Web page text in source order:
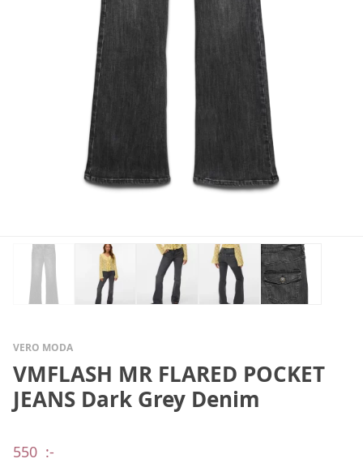
VERO MODA
VMFLASH MR FLARED POCKET
JEANS Dark Grey Denim
550 :-